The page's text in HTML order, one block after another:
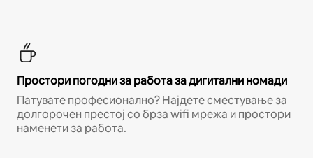
Простори погодни за работа за дигитални номади
Патувате професионално? Најдете сместување за
долгорочен престој со брза wifi мрежа и простори
наменети за работа.